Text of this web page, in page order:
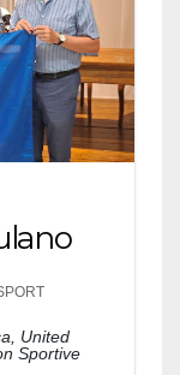
United
Sportive